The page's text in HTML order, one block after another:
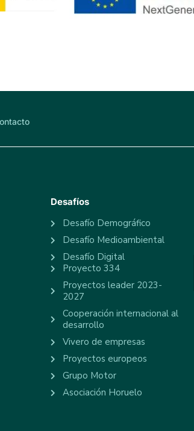
Desafíos
Desafío Demográfico
Desafío Medioambiental
Desafío Digital
Proyecto 334
Proyectos leader 2023-
2027
Cooperación internacional al
desarrollo
Vivero de empresas
Proyectos europeos
Grupo Motor
Asociación Horuelo